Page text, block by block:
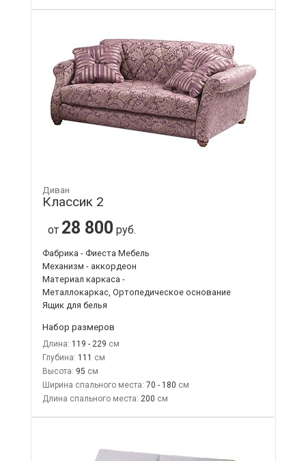
Диван
Классик 2
от 28 800 руб.
Фабрика - Фиеста Мебель
Механизм - аккордеон
Материал каркаса -
Металлокаркас, Ортопедическое основание
Ящик для белья
Набор размеров
Длина: 119 - 229
Глубина: 111
Высота: 95
Ширина спального места: 70 - 180
Длина спального места: 200